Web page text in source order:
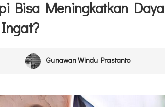
Bisa Meningkatkan Daya
Ingat?
Gunawan Windu Prastanto